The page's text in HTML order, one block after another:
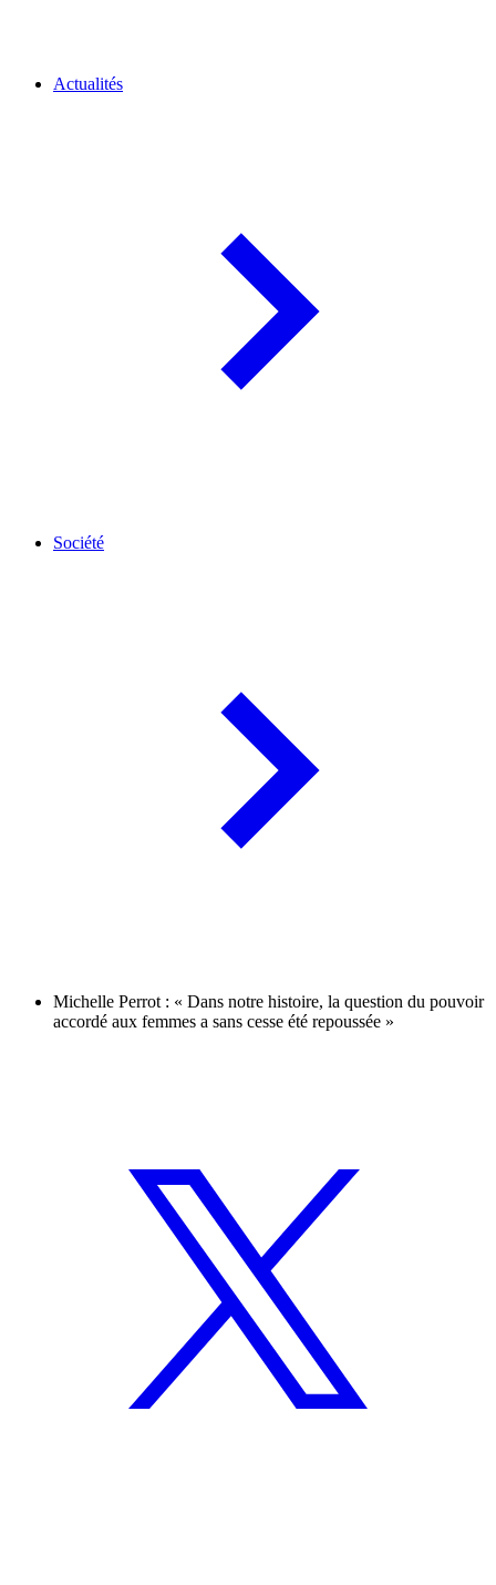
Actualités
Société
Michelle Perrot : « Dans notre histoire, la question du pouvoir
accordé aux femmes a sans cesse été repoussée »